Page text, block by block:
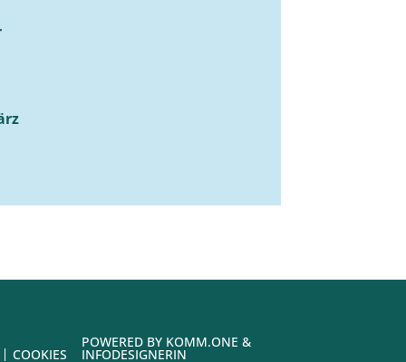
COOKIES
POWERED BY KOMM.ONE &
INFODESIGNERIN